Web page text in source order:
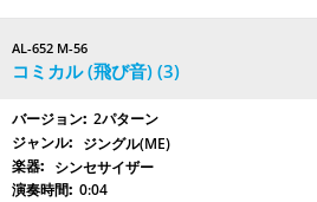
AL-652 M-56
コミカル (飛び音) (3)
2パターン
ジングル(ME)
シンセサイザー
0:04